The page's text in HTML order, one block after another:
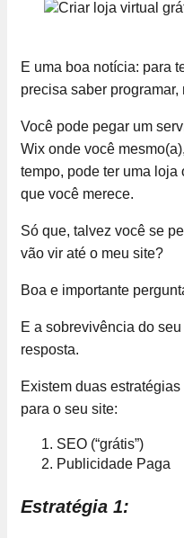
E uma boa notícia: para
precisa saber programar,
Você pode pegar um
Wix onde você
tempo, pode ter uma
que você merece.
Só que, talvez você se
vão vir até o meu site?
Boa e importante
E a sobrevivência do
resposta.
Existem duas
para o seu site:
SEO (“grátis”)
Publicidade Paga
Estratégia 1: